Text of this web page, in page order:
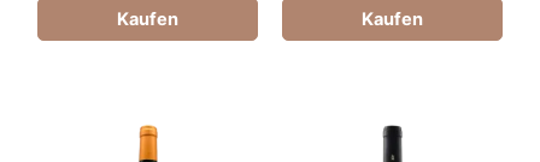
Kaufen Kaufen